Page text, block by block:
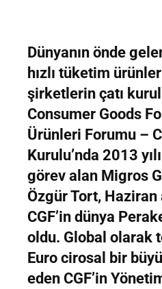
Dünyanın önde
hızlı tüketim
şirketlerin çatı
Consumer Goods
Ürünleri Forumu –
Kurulu’nda 2013
görev alan Migros
Özgür Tort, Haziran
CGF’in dünya
oldu. Global olarak
Euro cirosal bir
eden CGF’in